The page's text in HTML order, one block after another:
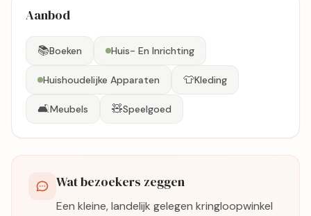
Aanbod
📚Boeken Huis- En Inrichting
Huishoudelijke Apparaten 👕Kleding
🛋️Meubels 🧸Speelgoed
Wat bezoekers zeggen
Een kleine, landelijk gelegen kringloopwinkel